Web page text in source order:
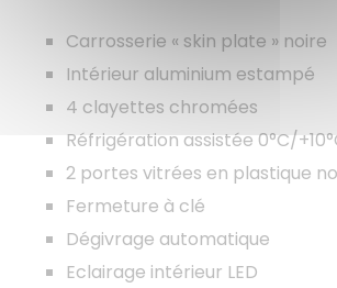
Carrosserie « skin plate » noire
Intérieur aluminium estampé
4 clayettes chromées
Réfrigération assistée 0°C/
2 portes vitrées en plastique
Fermeture à clé
Dégivrage automatique
Eclairage intérieur LED